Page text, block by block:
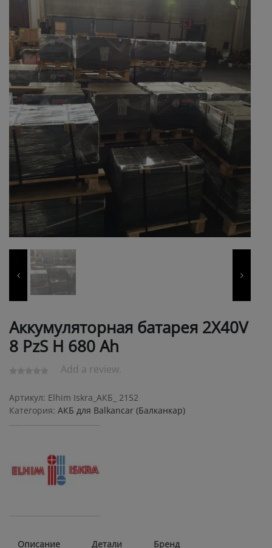
Аккумуляторная батарея 2X40V
8 PzS Н 680 Ah
Add a review.
Артикул: Elhim Iskra_АКБ_ 2152
Категория: АКБ для Balkanсar (Балканкар)
Описание Детали Бренд